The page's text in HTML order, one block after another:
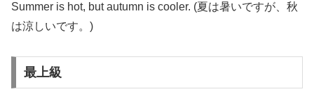
Summer is hot, but autumn is cooler. (夏は暑いですが、秋
は涼しいです。)
最上級